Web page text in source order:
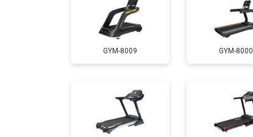
Замена беговых дек
Обслуживание
Замена платы управления
GYM-8009 GYM-8000